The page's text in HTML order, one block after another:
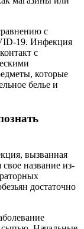
с
19. Инфекция
с
которые
белье и
вызванная
название из-
достаточно